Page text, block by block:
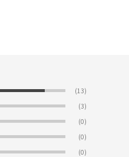
(13)
(3)
(0)
(0)
(0)